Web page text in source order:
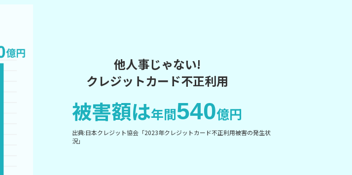
他人事じゃない!
クレジットカード不正利用
被害額は年間540億円
出典:日本クレジット協会「2023年クレジットカード不正利用被害の発生状
況」